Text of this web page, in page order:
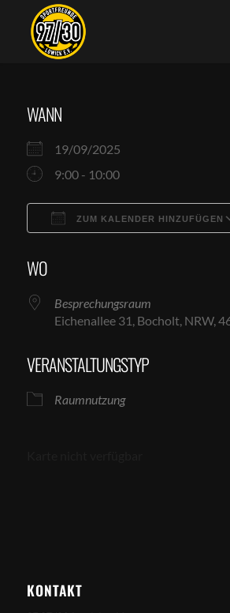
WANN
19/09/2025
9:00 - 10:00
ZUM KALENDER HINZUFÜGEN
WO
Besprechungsraum
Eichenallee 31, Bocholt, NRW,
VERANSTALTUNGSTYP
Raumnutzung
KONTAKT